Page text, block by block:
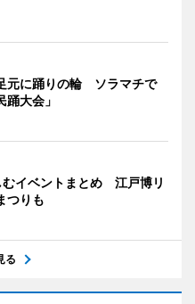
元に踊りの輪 ソラマチで
踊大会」
イベントまとめ 江戸博リ
つりも
る